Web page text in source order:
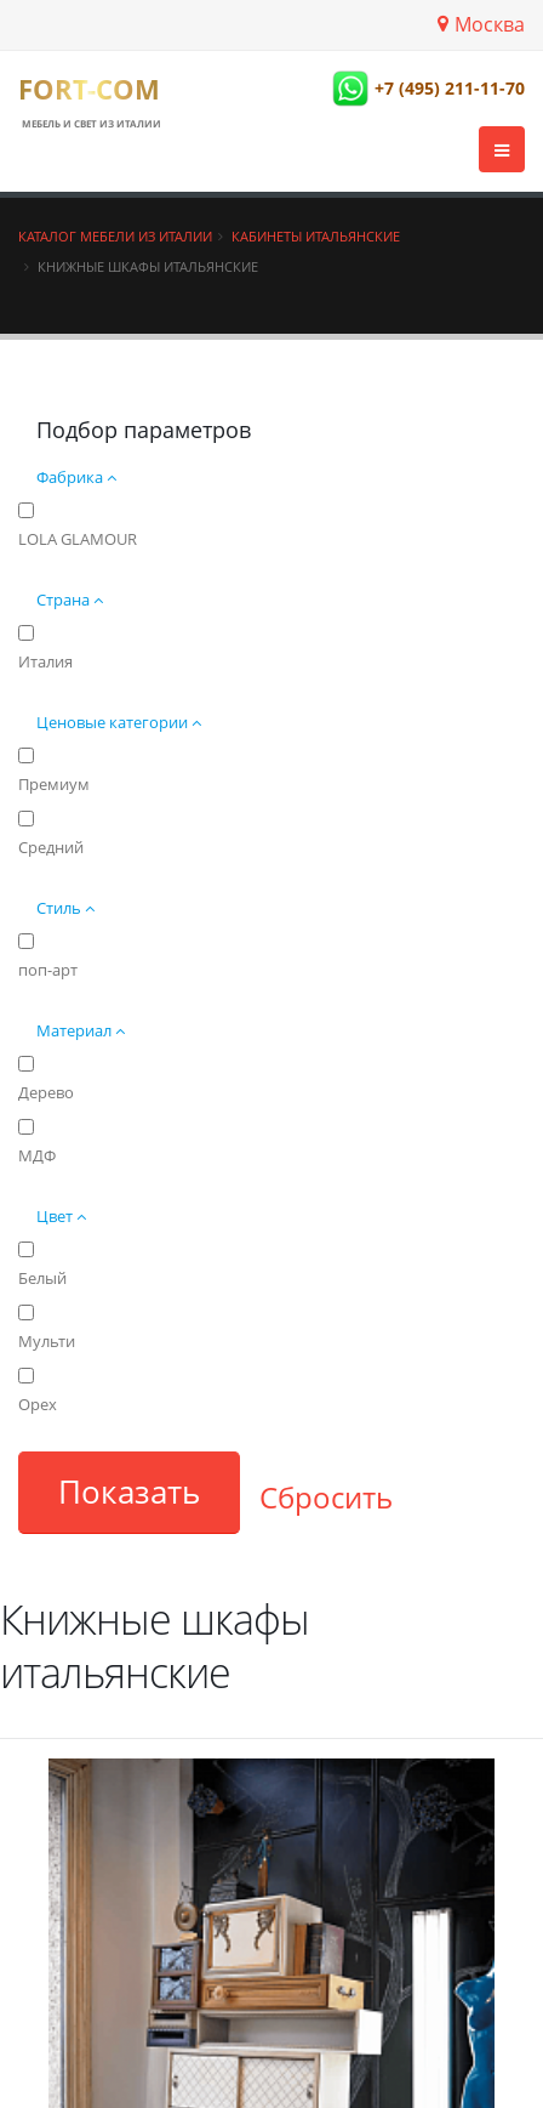
Москва
FORT-COM
МЕБЕЛЬ И СВЕТ ИЗ ИТАЛИИ
+7 (495) 211-11-70
КАТАЛОГ МЕБЕЛИ ИЗ ИТАЛИИ
КАБИНЕТЫ ИТАЛЬЯНСКИЕ
КНИЖНЫЕ ШКАФЫ ИТАЛЬЯНСКИЕ
Подбор параметров
Фабрика
LOLA GLAMOUR
Страна
Италия
Ценовые категории
Премиум
Средний
Стиль
поп-арт
Материал
Дерево
МДФ
Цвет
Белый
Мульти
Орех
Книжные шкафы
итальянские